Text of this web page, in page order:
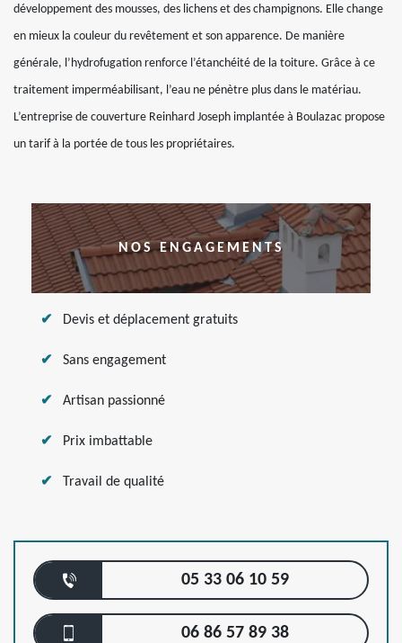
développement des mousses, des lichens et des champignons. Elle change
en mieux la couleur du revêtement et son apparence. De manière
générale, l’hydrofugation renforce l’étanchéité de la toiture. Grâce à ce
traitement imperméabilisant, l’eau ne pénètre plus dans le matériau.
L’entreprise de couverture Reinhard Joseph implantée à Boulazac propose
un tarif à la portée de tous les propriétaires.
NOS ENGAGEMENTS
Devis et déplacement gratuits
Sans engagement
Artisan passionné
Prix imbattable
Travail de qualité
05 33 06 10 59
06 86 57 89 38